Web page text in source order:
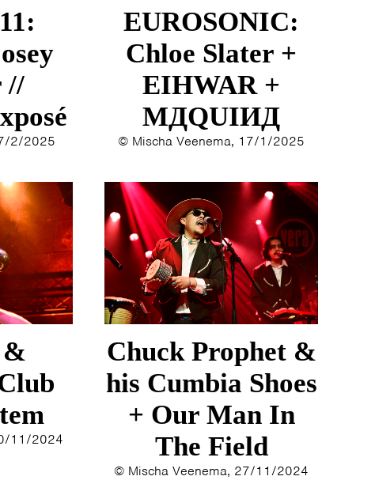
//
2/2025
EUROSONIC:
Chloe Slater +
EIHWAR +
MДQUIИД
© Mischa Veenema, 17/1/2025
&
11/2024
Chuck Prophet &
his Cumbia Shoes
+ Our Man In
The Field
© Mischa Veenema, 27/11/2024